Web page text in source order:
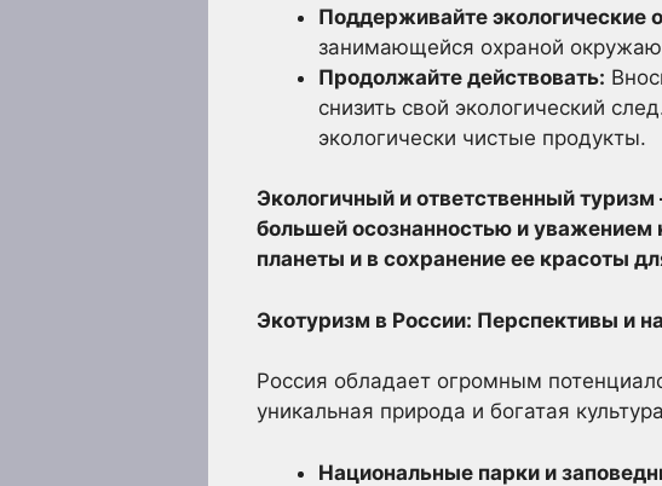
Поддерживайте экологические
занимающейся охраной
Продолжайте действовать:
снизить свой экологический
экологически чистые продукты.
Экологичный и ответственный
большей осознанностью и
планеты и в сохранение ее красоты
Экотуризм в России: Перспективы и
Россия обладает огромным
уникальная природа и богатая
Национальные парки и